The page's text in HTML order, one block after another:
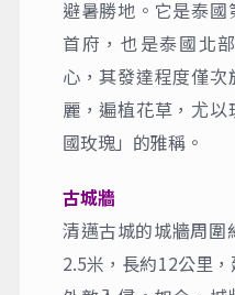
車)、船遊湄
早餐：機上簡餐
午餐：米其林推薦虹
晚餐 ：The Banyan
住宿
級
清邁是泰國的高原